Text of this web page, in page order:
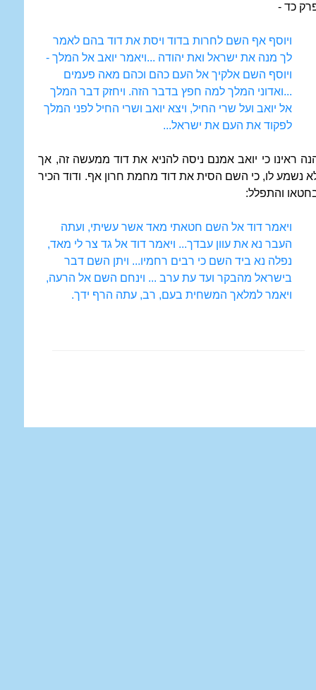
כד -
ויוסף אף השם לחרות בדוד ויסת את דוד בהם לאמר
לך מנה את ישראל ואת יהודה ...ויאמר יואב אל המלך -
ויוסף השם אלקיך אל העם כהם וכהם מאה פעמים
...ואדוני המלך למה חפץ בדבר הזה. ויחזק דבר המלך
אל יואב ועל שרי החיל, ויצא יואב ושרי החיל לפני המלך
לפקוד את העם את ישראל...
ראינו כי יואב אמנם ניסה להניא את דוד ממעשה זה, אך
נשמע לו, כי השם הסית את דוד מחמת חרון אף. ודוד הכיר
והתפלל:
ויאמר דוד אל השם חטאתי מאד אשר עשיתי, ועתה
העבר נא את עוון עבדך... ויאמר דוד אל גד צר לי מאד,
נפלה נא ביד השם כי רבים רחמיו... ויתן השם דבר
בישראל מהבקר ועד עת ערב ... וינחם השם אל הרעה,
ויאמר למלאך המשחית בעם, רב, עתה הרף ידך.